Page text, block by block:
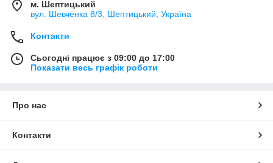
м. Шептицький
вул. Шевченка 8/3, Шептицький, Україна
Контакти
Сьогодні працює з 09:00 до 17:00
Показати весь графік роботи
Про нас
Контакти